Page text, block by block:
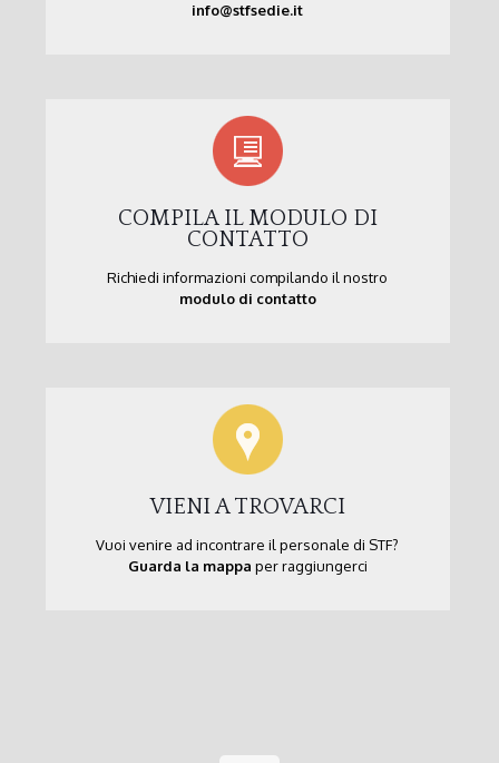
info@stfsedie.it
COMPILA IL MODULO DI
CONTATTO
Richiedi informazioni compilando il nostro
modulo di contatto
VIENI A TROVARCI
Vuoi venire ad incontrare il personale di STF?
Guarda la mappa per raggiungerci